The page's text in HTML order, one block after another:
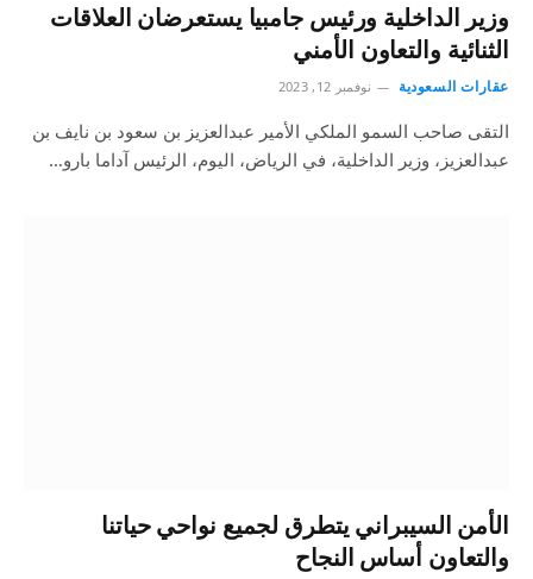
وزير الداخلية ورئيس جامبيا يستعرضان العلاقات
الثنائية والتعاون الأمني
عقارات السعودية نوفمبر 12, 2023
التقى صاحب السمو الملكي الأمير عبدالعزيز بن سعود بن نايف بن
عبدالعزيز، وزير الداخلية، في الرياض، اليوم، الرئيس آداما بارو…
الأمن السيبراني يتطرق لجميع نواحي حياتنا
والتعاون أساس النجاح